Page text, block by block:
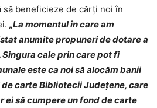
beneficieze de cărţi noi în
„La momentul în care am
anumite propuneri de dotare a
cale prin care pot fi
este ca noi să alocăm banii
carte Bibliotecii Judeţene, care
ei să cumpere un fond de carte